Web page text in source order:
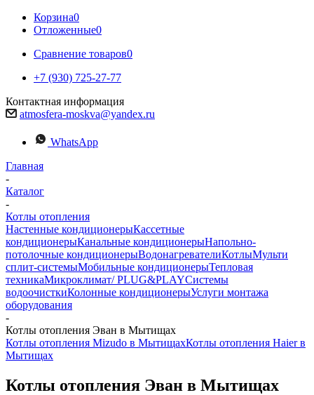
Корзина0
Отложенные0
Сравнение товаров0
+7 (930) 725-27-77
Контактная информация
atmosfera-moskva@yandex.ru
WhatsApp
Главная
-
Каталог
-
Котлы отопления
Настенные кондиционерыКассетные
кондиционерыКанальные кондиционерыНапольно-
потолочные кондиционерыВодонагревателиКотлыМульти
сплит-системыМобильные кондиционерыТепловая
техникаМикроклимат/ PLUG&PLAYСистемы
водоочисткиКолонные кондиционерыУслуги монтажа
оборудования
-
Котлы отопления Эван в Мытищах
Котлы отопления Mizudo в МытищахКотлы отопления Haier в
Мытищах
Котлы отопления Эван в Мытищах